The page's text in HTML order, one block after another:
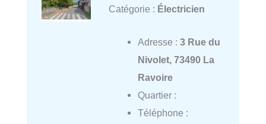
Catégorie : Électricien
Adresse : 3 Rue du
Nivolet, 73490 La
Ravoire
Quartier :
Téléphone :